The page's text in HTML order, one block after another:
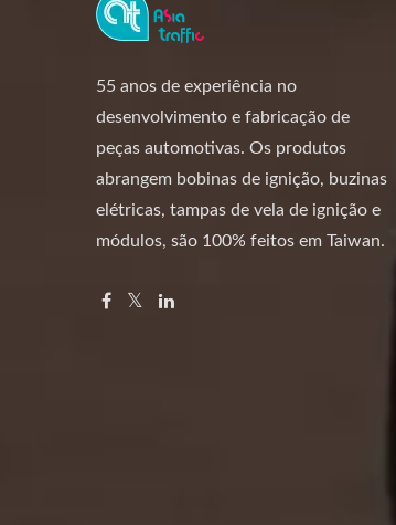
55 anos de experiência no
desenvolvimento e fabricação de
peças automotivas. Os produtos
abrangem bobinas de ignição, buzinas
elétricas, tampas de vela de ignição e
módulos, são 100% feitos em Taiwan.